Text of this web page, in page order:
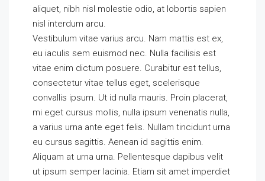
aliquet, nibh nisl molestie odio, at lobortis sapien
nisl interdum arcu.
Vestibulum vitae varius arcu. Nam mattis est ex,
eu iaculis sem euismod nec. Nulla facilisis est
vitae enim dictum posuere. Curabitur est tellus,
consectetur vitae tellus eget, scelerisque
convallis ipsum. Ut id nulla mauris. Proin placerat,
mi eget cursus mollis, nulla ipsum venenatis nulla,
a varius urna ante eget felis. Nullam tincidunt urna
eu cursus sagittis. Aenean id sagittis enim.
Aliquam at urna urna. Pellentesque dapibus velit
ut ipsum semper lacinia. Etiam sit amet imperdiet